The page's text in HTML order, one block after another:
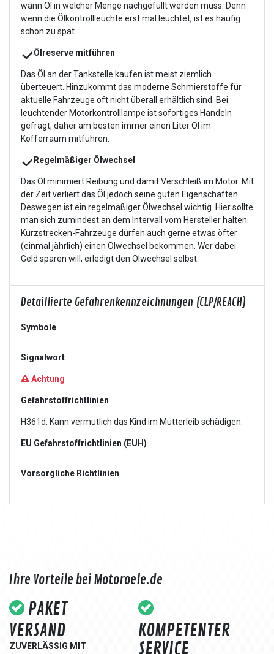
wann Öl in welcher Menge nachgefüllt werden muss. Denn
wenn die Ölkontrollleuchte erst mal leuchtet, ist es häufig
schon zu spät.
Ölreserve mitführen
Das Öl an der Tankstelle kaufen ist meist ziemlich
überteuert. Hinzukommt das moderne Schmierstoffe für
aktuelle Fahrzeuge oft nicht überall erhältlich sind. Bei
leuchtender Motorkontrolllampe ist sofortiges Handeln
gefragt, daher am besten immer einen Liter Öl im
Kofferraum mitführen.
Regelmäßiger Ölwechsel
Das Öl minimiert Reibung und damit Verschleiß im Motor. Mit
der Zeit verliert das Öl jedoch seine guten Eigenschaften.
Deswegen ist ein regelmäßiger Ölwechsel wichtig. Hier sollte
man sich zumindest an dem Intervall vom Hersteller halten.
Kurzstrecken-Fahrzeuge dürfen auch gerne etwas öfter
(einmal jährlich) einen Ölwechsel bekommen. Wer dabei
Geld sparen will, erledigt den Ölwechsel selbst.
Detaillierte Gefahrenkennzeichnungen (CLP/REACH)
Symbole
Signalwort
Achtung
Gefahrstoffrichtlinien
H361d: Kann vermutlich das Kind im Mutterleib schädigen.
EU Gefahrstoffrichtlinien (EUH)
Vorsorgliche Richtlinien
Ihre Vorteile bei Motoroele.de
PAKET
VERSAND
ZUVERLÄSSIG MIT
KOMPETENTER
SERVICE